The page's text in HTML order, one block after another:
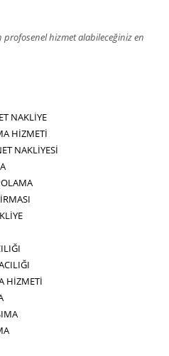
profosenel hizmet alabileceğiniz en
NAKLİYE
HİZMETİ
NAKLİYESİ
HİZMETİ